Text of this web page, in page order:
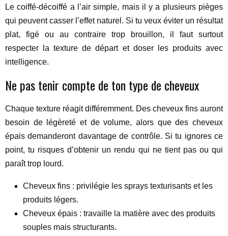
Le coiffé-décoiffé a l’air simple, mais il y a plusieurs pièges
qui peuvent casser l’effet naturel. Si tu veux éviter un résultat
plat, figé ou au contraire trop brouillon, il faut surtout
respecter la texture de départ et doser les produits avec
intelligence.
Ne pas tenir compte de ton type de cheveux
Chaque texture réagit différemment. Des cheveux fins auront
besoin de légèreté et de volume, alors que des cheveux
épais demanderont davantage de contrôle. Si tu ignores ce
point, tu risques d’obtenir un rendu qui ne tient pas ou qui
paraît trop lourd.
Cheveux fins : privilégie les sprays texturisants et les
produits légers.
Cheveux épais : travaille la matière avec des produits
souples mais structurants.